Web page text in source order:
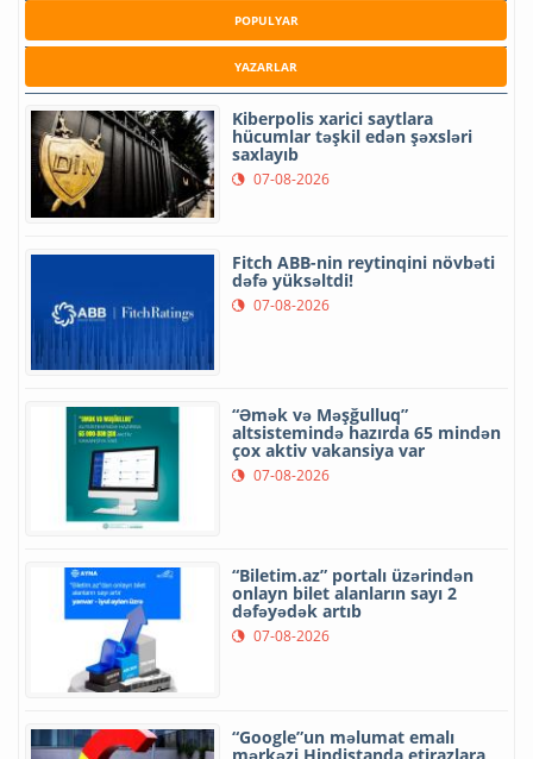
POPULYAR
YAZARLAR
Kiberpolis xarici saytlara
hücumlar təşkil edən şəxsləri
saxlayıb
07-08-2026
Fitch ABB-nin reytinqini növbəti
dəfə yüksəltdi!
07-08-2026
“Əmək və Məşğulluq”
altsistemində hazırda 65 mindən
çox aktiv vakansiya var
07-08-2026
“Biletim.az” portalı üzərindən
onlayn bilet alanların sayı 2
dəfəyədək artıb
07-08-2026
“Google”un məlumat emalı